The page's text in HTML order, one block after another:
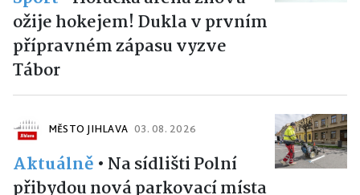
ožije hokejem! Dukla v prvním
přípravném zápasu vyzve
Tábor
MĚSTO JIHLAVA 03. 08. 2026
Aktuálně • Na sídlišti Polní
přibydou nová parkovací místa